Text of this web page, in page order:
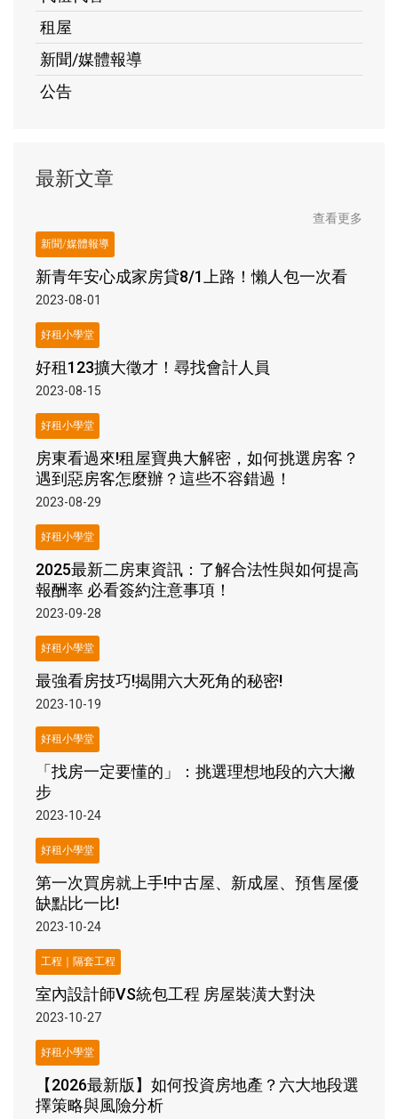
租屋
新聞/媒體報導
公告
最新文章
查看更多
新聞/媒體報導
新青年安心成家房貸8/1上路！懶人包一次看
2023-08-01
好租小學堂
好租123擴大徵才！尋找會計人員
2023-08-15
好租小學堂
房東看過來!租屋寶典大解密，如何挑選房客？
遇到惡房客怎麼辦？這些不容錯過！
2023-08-29
好租小學堂
2025最新二房東資訊：了解合法性與如何提高
報酬率 必看簽約注意事項！
2023-09-28
好租小學堂
最強看房技巧!揭開六大死角的秘密!
2023-10-19
好租小學堂
「找房一定要懂的」：挑選理想地段的六大撇
步
2023-10-24
好租小學堂
第一次買房就上手!中古屋、新成屋、預售屋優
缺點比一比!
2023-10-24
工程｜隔套工程
室內設計師VS統包工程 房屋裝潢大對決
2023-10-27
好租小學堂
【2026最新版】如何投資房地產？六大地段選
擇策略與風險分析